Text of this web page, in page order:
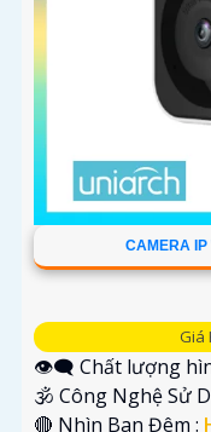
CAMERA IP
Giá
👁️‍🗨 Chất lượng
🕉️ Công Nghệ Sử
🔴 Nhìn Ban Đêm :